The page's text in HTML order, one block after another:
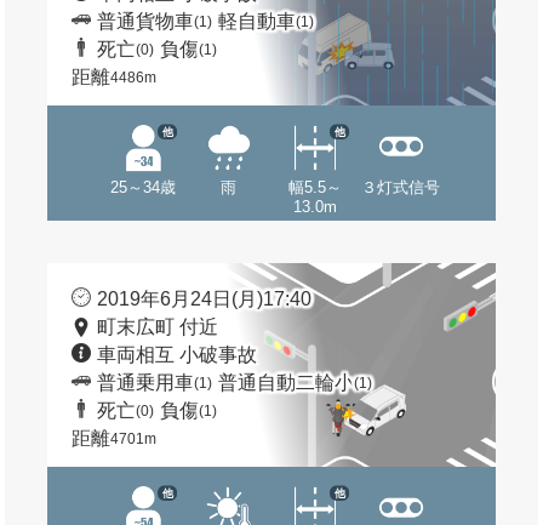
普通貨物車(1) 軽自動車(1)
死亡(0) 負傷(1)
距離4486m
25～34歳
他
雨
幅5.5～
13.0m
他
３灯式信号
2019年6月24日(月)17:40
町末広町 付近
車両相互 小破事故
普通乗用車(1) 普通自動二輪小(1)
死亡(0) 負傷(1)
距離4701m
他 他